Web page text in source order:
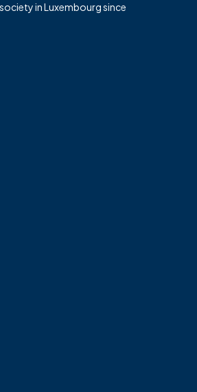
in Luxembourg since